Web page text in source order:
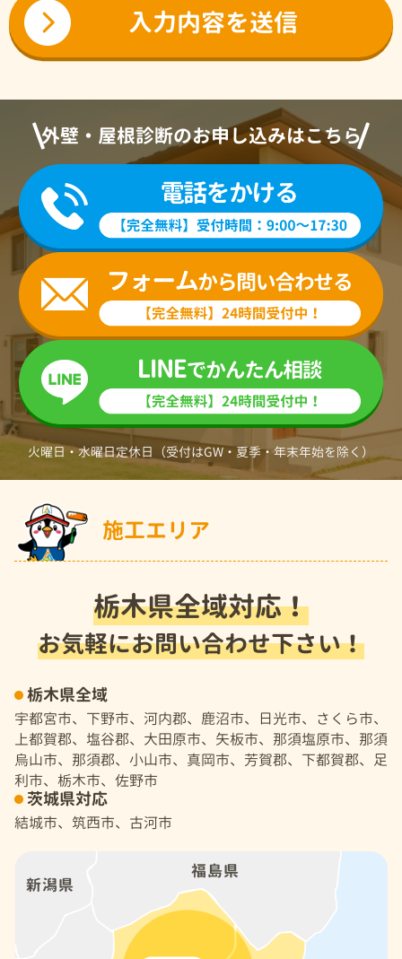
外壁・屋根診断のお申し込みはこちら
火曜日・水曜日定休日（受付はGW・夏季・年末年始を除く）
施工エリア
栃木県全域対応！
お気軽にお問い合わせ下さい！
栃木県全域
宇都宮市、下野市、河内郡、鹿沼市、日光市、さくら市、
上都賀郡、塩谷郡、大田原市、矢板市、那須塩原市、那須
烏山市、那須郡、小山市、真岡市、芳賀郡、下都賀郡、足
利市、栃木市、佐野市
茨城県対応
結城市、筑西市、古河市